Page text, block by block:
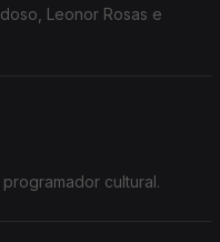
Leonor Rosas e
cultural.